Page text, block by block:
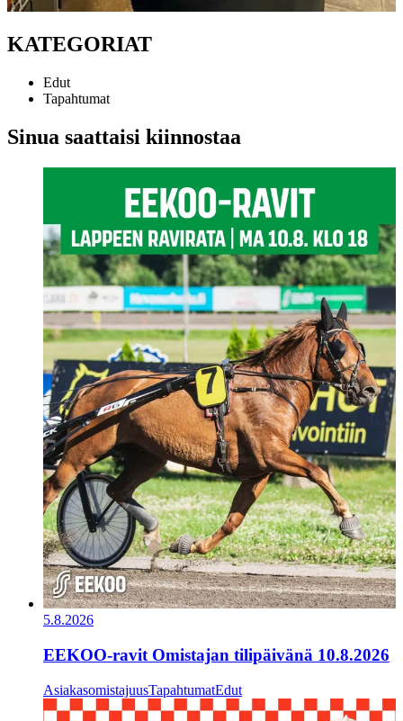
KATEGORIAT
Edut
Tapahtumat
Sinua saattaisi kiinnostaa
5.8.2026
EEKOO-ravit Omistajan tilipäivänä 10.8.2026
AsiakasomistajuusTapahtumatEdut